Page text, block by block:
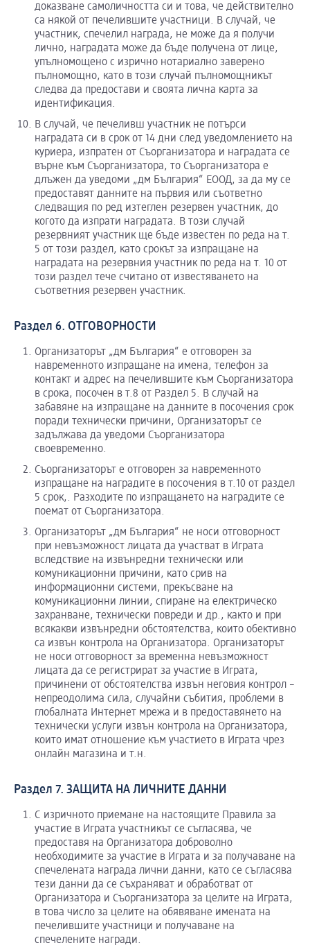
доказване самоличността си и това, че действително
са някой от печелившите участници. В случай, че
участник, спечелил награда, не може да я получи
лично, наградата може да бъде получена от лице,
упълномощено с изрично нотариално заверено
пълномощно, като в този случай пълномощникът
следва да предостави и своята лична карта за
идентификация.
В случай, че печеливш участник не потърси
наградата си в срок от 14 дни след уведомлението на
куриера, изпратен от Съорганизатора и наградата се
върне към Съорганизатора, то Съорганизатора е
длъжен да уведоми „дм България“ ЕООД, за да му се
предоставят данните на първия или съответно
следващия по ред изтеглен резервен участник, до
когото да изпрати наградата. В този случай
резервният участник ще бъде известен по реда на т.
5 от този раздел, като срокът за изпращане на
наградата на резервния участник по реда на т. 10 от
този раздел тече считано от известяването на
съответния резервен участник.
Раздел 6. ОТГОВОРНОСТИ
Организаторът „дм България“ е отговорен за
навременното изпращане на имена, телефон за
контакт и адрес на печелившите към Съорганизатора
в срока, посочен в т.8 от Раздел 5. В случай на
забавяне на изпращане на данните в посочения срок
поради технически причини, Организаторът се
задължава да уведоми Съорганизатора
своевременно.
Съорганизаторът е отговорен за навременното
изпращане на наградите в посочения в т.10 от раздел
5 срок,. Разходите по изпращането на наградите се
поемат от Съорганизатора.
Организаторът „дм България“ не носи отговорност
при невъзможност лицата да участват в Играта
вследствие на извънредни технически или
комуникационни причини, като срив на
информационни системи, прекъсване на
комуникационни линии, спиране на електрическо
захранване, технически повреди и др., както и при
всякакви извънредни обстоятелства, които обективно
са извън контрола на Организатора. Организаторът
не носи отговорност за временна невъзможност
лицата да се регистрират за участие в Играта,
причинени от обстоятелства извън неговия контрол –
непреодолима сила, случайни събития, проблеми в
глобалната Интернет мрежа и в предоставянето на
технически услуги извън контрола на Организатора,
които имат отношение към участието в Играта чрез
онлайн магазина и т.н.
Раздел 7. ЗАЩИТА НА ЛИЧНИТЕ ДАННИ
С изричното приемане на настоящите Правила за
участие в Играта участникът се съгласява, че
предоставя на Организатора доброволно
необходимите за участие в Играта и за получаване на
спечелената награда лични данни, като се съгласява
тези данни да се съхраняват и обработват от
Организатора и Съорганизатора за целите на Играта,
в това число за целите на обявяване имената на
печелившите участници и получаване на
спечелените награди.